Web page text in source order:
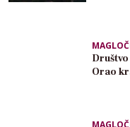
Orao